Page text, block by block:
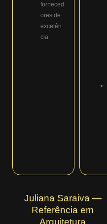
forneced
ores de
excelên
cia
Juliana Saraiva —
Referência em
Arquitetura